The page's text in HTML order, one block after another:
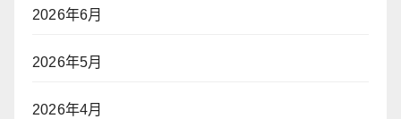
2026年6月
2026年5月
2026年4月